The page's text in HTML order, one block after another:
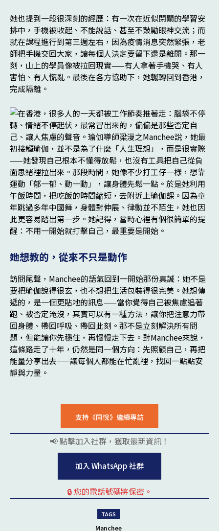
她也提到一段很深刻的經歷：有一次在近似閉關的學習安
排中，手機被收起、不能說話、甚至不鼓勵眼神交流；而
就在課程進行到第三週左右，因為疫情消息突然緊張，老
師把手機交回大家，讓每個人決定要留下還是離開。那一
刻，山上的學員像被拉回現實——有人拿著手機哭、有人
害怕、有人慌亂。最後在各方協助下，她輾轉回到香港，
完成隔離。
她想教的，從來不只是動作
訪問尾聲，Manchee的語氣回到一開始那份真誠：她不是
要把瑜伽說得很玄，也不想把生活包裝得很完美。她想傳
遞的，是一個更貼地的訊息——當你覺得自己被焦慮追著
跑、被否定淹沒，其實可以有一種方法，讓你把注意力帶
回身體、帶回呼吸、帶回此刻。那不是立刻解決所有問
題，但能讓你先穩住，再慢慢走下去。對Manchee來說，
這條路走了十年，仍然是同一個方向：先照顧自己，再把
能量分享出去——讓每個人都能在忙亂裡，找回一點點安
靜與力量。
支持《同悅》繼續專訪
📢 點擊加入社群，獲取最新資訊！
加入 WhatsApp 社群
🔒 您的電話號碼將保密。
TAGS
Manchee